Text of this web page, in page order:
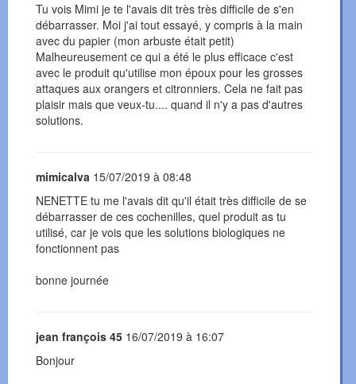
Tu vois Mimi je te l'avais dit très très difficile de s'en
débarrasser. Moi j'ai tout essayé, y compris à la main
avec du papier (mon arbuste était petit)
Malheureusement ce qui a été le plus efficace c'est
avec le produit qu'utilise mon époux pour les grosses
attaques aux orangers et citronniers. Cela ne fait pas
plaisir mais que veux-tu.... quand il n'y a pas d'autres
solutions.
mimicalva 15/07/2019 à 08:48
NENETTE tu me l'avais dit qu'il était très difficile de se
débarrasser de ces cochenilles, quel produit as tu
utilisé, car je vois que les solutions biologiques ne
fonctionnent pas
bonne journée
jean françois 45 16/07/2019 à 16:07
Bonjour